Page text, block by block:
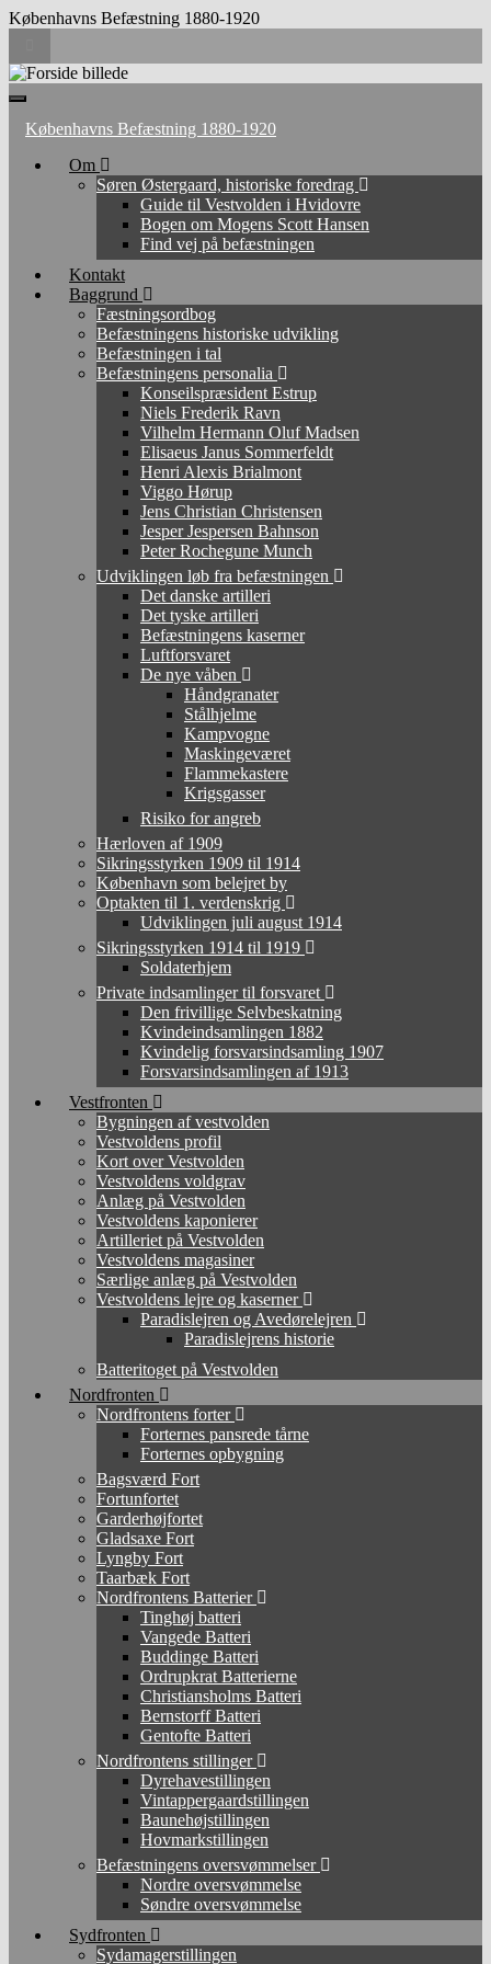
Københavns Befæstning 1880-1920
search
form
Search
for:Toggle
navigation
Københavns Befæstning 1880-1920
Om
Søren Østergaard, historiske foredrag
Guide til Vestvolden i Hvidovre
Bogen om Mogens Scott Hansen
Find vej på befæstningen
Kontakt
Baggrund
Fæstningsordbog
Befæstningens historiske udvikling
Befæstningen i tal
Befæstningens personalia
Konseilspræsident Estrup
Niels Frederik Ravn
Vilhelm Hermann Oluf Madsen
Elisaeus Janus Sommerfeldt
Henri Alexis Brialmont
Viggo Hørup
Jens Christian Christensen
Jesper Jespersen Bahnson
Peter Rochegune Munch
Udviklingen løb fra befæstningen
Det danske artilleri
Det tyske artilleri
Befæstningens kaserner
Luftforsvaret
De nye våben
Håndgranater
Stålhjelme
Kampvogne
Maskingeværet
Flammekastere
Krigsgasser
Risiko for angreb
Hærloven af 1909
Sikringsstyrken 1909 til 1914
København som belejret by
Optakten til 1. verdenskrig
Udviklingen juli august 1914
Sikringsstyrken 1914 til 1919
Soldaterhjem
Private indsamlinger til forsvaret
Den frivillige Selvbeskatning
Kvindeindsamlingen 1882
Kvindelig forsvarsindsamling 1907
Forsvarsindsamlingen af 1913
Vestfronten
Bygningen af vestvolden
Vestvoldens profil
Kort over Vestvolden
Vestvoldens voldgrav
Anlæg på Vestvolden
Vestvoldens kaponierer
Artilleriet på Vestvolden
Vestvoldens magasiner
Særlige anlæg på Vestvolden
Vestvoldens lejre og kaserner
Paradislejren og Avedørelejren
Paradislejrens historie
Batteritoget på Vestvolden
Nordfronten
Nordfrontens forter
Forternes pansrede tårne
Forternes opbygning
Bagsværd Fort
Fortunfortet
Garderhøjfortet
Gladsaxe Fort
Lyngby Fort
Taarbæk Fort
Nordfrontens Batterier
Tinghøj batteri
Vangede Batteri
Buddinge Batteri
Ordrupkrat Batterierne
Christiansholms Batteri
Bernstorff Batteri
Gentofte Batteri
Nordfrontens stillinger
Dyrehavestillingen
Vintappergaardstillingen
Baunehøjstillingen
Hovmarkstillingen
Befæstningens oversvømmelser
Nordre oversvømmelse
Søndre oversvømmelse
Sydfronten
Sydamagerstillingen